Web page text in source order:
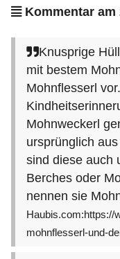
Kommentar am
Knusprige
mit bestem
Mohnflesserl
Mohnweckerl
ursprünglich
sind diese auch
Berches oder
nennen sie
Haubis.com:https://
mohnflesserl-und-